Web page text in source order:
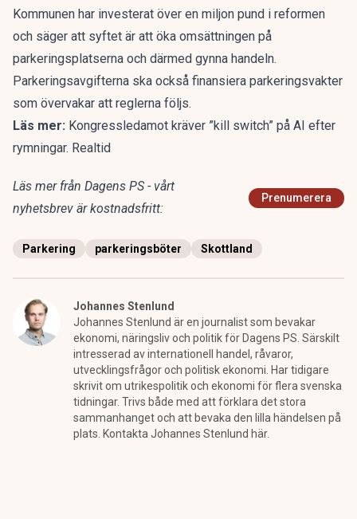
Kommunen har investerat över en miljon pund i reformen
och säger att syftet är att öka omsättningen på
parkeringsplatserna och därmed gynna handeln.
Parkeringsavgifterna ska också finansiera parkeringsvakter
som övervakar att reglerna följs.
Läs mer: Kongressledamot kräver ”kill switch” på AI efter
rymningar. Realtid
Läs mer från Dagens PS - vårt
nyhetsbrev är kostnadsfritt:
Prenumerera
Parkering parkeringsböter Skottland
Johannes Stenlund
Johannes Stenlund är en journalist som bevakar
ekonomi, näringsliv och politik för Dagens PS. Särskilt
intresserad av internationell handel, råvaror,
utvecklingsfrågor och politisk ekonomi. Har tidigare
skrivit om utrikespolitik och ekonomi för flera svenska
tidningar. Trivs både med att förklara det stora
sammanhanget och att bevaka den lilla händelsen på
plats. Kontakta Johannes Stenlund här.